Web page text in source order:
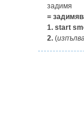
задимя
=
1. start
2. (